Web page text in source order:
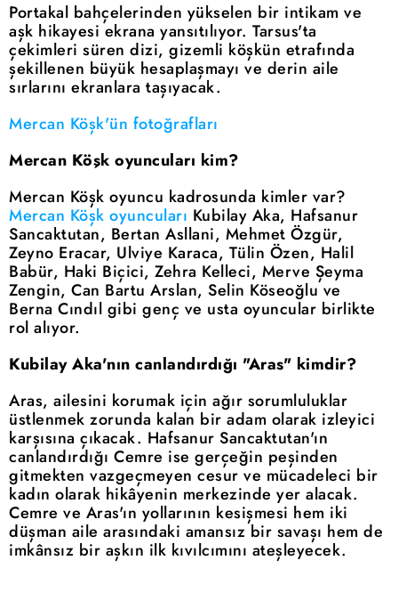
Portakal bahçelerinden yükselen bir intikam ve
aşk hikayesi ekrana yansıtılıyor. Tarsus'ta
çekimleri süren dizi, gizemli köşkün etrafında
şekillenen büyük hesaplaşmayı ve derin aile
sırlarını ekranlara taşıyacak.
Mercan Köşk'ün fotoğrafları
Mercan Köşk oyuncuları kim?
Mercan Köşk oyuncu kadrosunda kimler var?
Mercan Köşk oyuncuları Kubilay Aka, Hafsanur
Sancaktutan, Bertan Asllani, Mehmet Özgür,
Zeyno Eracar, Ulviye Karaca, Tülin Özen, Halil
Babür, Haki Biçici, Zehra Kelleci, Merve Şeyma
Zengin, Can Bartu Arslan, Selin Köseoğlu ve
Berna Cındıl gibi genç ve usta oyuncular birlikte
rol alıyor.
Kubilay Aka'nın canlandırdığı "Aras" kimdir?
Aras, ailesini korumak için ağır sorumluluklar
üstlenmek zorunda kalan bir adam olarak izleyici
karşısına çıkacak. Hafsanur Sancaktutan'ın
canlandırdığı Cemre ise gerçeğin peşinden
gitmekten vazgeçmeyen cesur ve mücadeleci bir
kadın olarak hikâyenin merkezinde yer alacak.
Cemre ve Aras'ın yollarının kesişmesi hem iki
düşman aile arasındaki amansız bir savaşı hem de
imkânsız bir aşkın ilk kıvılcımını ateşleyecek.